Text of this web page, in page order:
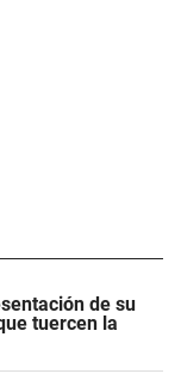
de su
tuercen la